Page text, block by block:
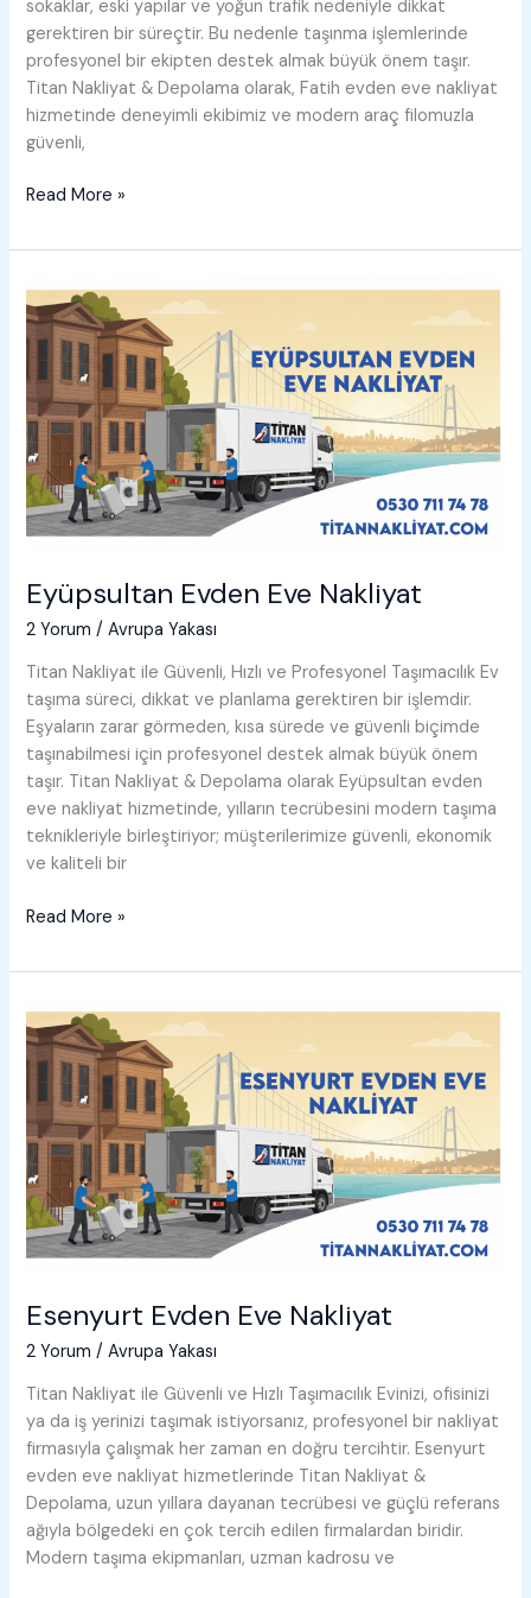
sokaklar, eski yapılar ve yoğun trafik nedeniyle dikkat
gerektiren bir süreçtir. Bu nedenle taşınma işlemlerinde
profesyonel bir ekipten destek almak büyük önem taşır.
Titan Nakliyat & Depolama olarak, Fatih evden eve nakliyat
hizmetinde deneyimli ekibimiz ve modern araç filomuzla
güvenli,
Fatih
Eve
Read More »
Eyüpsultan Evden Eve Nakliyat
2 Yorum /Avrupa Yakası
Titan Nakliyat ile Güvenli, Hızlı ve Profesyonel Taşımacılık Ev
taşıma süreci, dikkat ve planlama gerektiren bir işlemdir.
Eşyaların zarar görmeden, kısa sürede ve güvenli biçimde
taşınabilmesi için profesyonel destek almak büyük önem
taşır. Titan Nakliyat & Depolama olarak Eyüpsultan evden
eve nakliyat hizmetinde, yılların tecrübesini modern taşıma
teknikleriyle birleştiriyor; müşterilerimize güvenli, ekonomik
ve kaliteli bir
Eyüpsultan
Eve
Read More »
Esenyurt Evden Eve Nakliyat
2 Yorum /Avrupa Yakası
Titan Nakliyat ile Güvenli ve Hızlı Taşımacılık Evinizi, ofisinizi
ya da iş yerinizi taşımak istiyorsanız, profesyonel bir nakliyat
firmasıyla çalışmak her zaman en doğru tercihtir. Esenyurt
evden eve nakliyat hizmetlerinde Titan Nakliyat &
Depolama, uzun yıllara dayanan tecrübesi ve güçlü referans
ağıyla bölgedeki en çok tercih edilen firmalardan biridir.
Modern taşıma ekipmanları, uzman kadrosu ve